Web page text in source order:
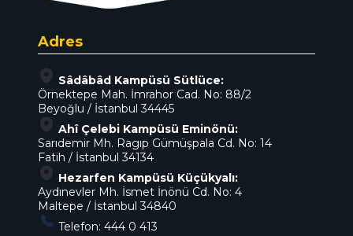
Adres
Sâdâbâd Kampüsü Sütlüce:
Örnektepe Mah. İmrahor Cad. No: 88/2
Beyoğlu / İstanbul 34445
Ahî Çelebi Kampüsü Eminönü:
Sarıdemir Mh. Ragıp Gümüşpala Cd. No: 14
Fatih / İstanbul 34134
Hezarfen Kampüsü Küçükyalı:
Aydınevler Mh. İsmet İnönü Cd. No: 4
Maltepe / İstanbul 34840
Telefon: 444 0 413